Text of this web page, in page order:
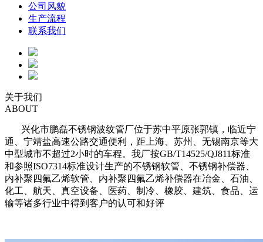
公司风貌
生产流程
联系我们
关于我们
ABOUT
兴化市鹏磊不锈钢波纹管厂位于苏中平原张郭镇，临近宁
通、宁靖盐高速公路交通便利，距上海、苏州、无锡南京等大
中型城市不超过2小时的车程。我厂按GB/T14525/QJ811标准
和参照ISO7314标准设计生产的不锈钢软管、不锈钢补偿器、
内补聚四氟乙烯软管、内补聚四氟乙烯补偿器在冶金、石油、
化工、航天、真空设备、医药、制冷、橡胶、建筑、食品、运
输等诸多行业中得到客户的认可和好评